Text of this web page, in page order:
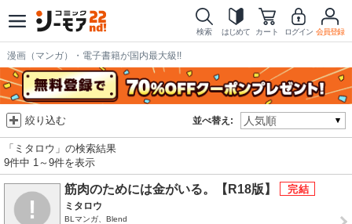
検索 はじめて カート ログイン 会員登録
漫画（マンガ）・電子書籍が国内最大級!!
並べ替え:
絞り込む
「ミタロウ」の検索結果
9件中 1～9件を表示
筋肉のためには金がいる。【R18版】
ミタロウ
BLマンガ、Blend